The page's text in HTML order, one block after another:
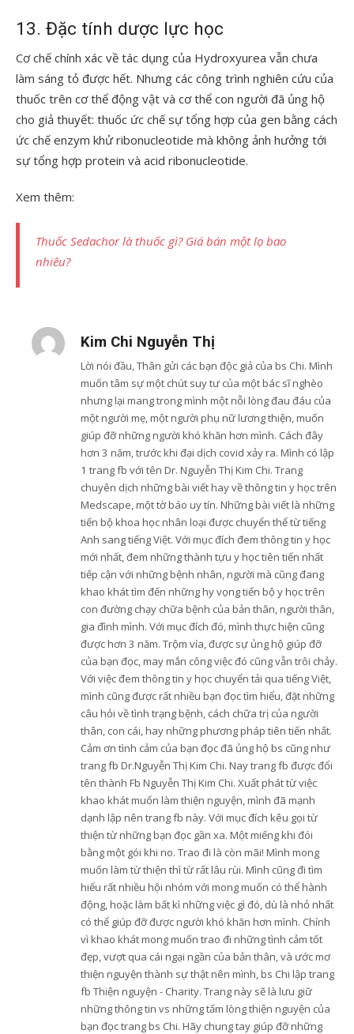
13. Đặc tính dược lực học
Cơ chế chính xác về tác dụng của Hydroxyurea vẫn chưa
làm sáng tỏ được hết. Nhưng các công trình nghiên cứu của
thuốc trên cơ thể động vật và cơ thể con người đã ủng hộ
cho giả thuyết: thuốc ức chế sự tổng hợp của gen bằng cách
ức chế enzym khử ribonucleotide mà không ảnh hưởng tới
sự tổng hợp protein và acid ribonucleotide.
Xem thêm:
Thuốc Sedachor là thuốc gì? Giá bán một lọ bao
nhiêu?
Kim Chi Nguyễn Thị
Lời nói đầu, Thân gửi các bạn độc giả của bs Chi. Mình
muốn tâm sự một chút suy tư của một bác sĩ nghèo
nhưng lại mang trong mình một nỗi lòng đau đáu của
một người mẹ, một người phụ nữ lương thiện, muốn
giúp đỡ những người khó khăn hơn mình. Cách đây
hơn 3 năm, trước khi đại dịch covid xảy ra. Mình có lập
1 trang fb với tên Dr. Nguyễn Thị Kim Chi. Trang
chuyên dịch những bài viết hay về thông tin y học trên
Medscape, một tờ báo uy tín. Những bài viết là những
tiến bộ khoa học nhân loại được chuyển thể từ tiếng
Anh sang tiếng Việt. Với mục đích đem thông tin y học
mới nhất, đem những thành tựu y học tiên tiến nhất
tiếp cận với những bệnh nhân, người mà cũng đang
khao khát tìm đến những hy vọng tiến bộ y học trên
con đường chạy chữa bệnh của bản thân, người thân,
gia đình mình. Với mục đích đó, mình thực hiện cũng
được hơn 3 năm. Trộm vía, được sự ủng hộ giúp đỡ
của bạn đọc, may mắn công việc đó cũng vẫn trôi chảy.
Với việc đem thông tin y học chuyển tải qua tiếng Việt,
mình cũng được rất nhiều bạn đọc tìm hiểu, đặt những
câu hỏi về tình trạng bệnh, cách chữa trị của người
thân, con cái, hay những phương pháp tiên tiến nhất.
Cảm ơn tình cảm của bạn đọc đã ủng hộ bs cũng như
trang fb Dr.Nguyễn Thị Kim Chi. Nay trang fb được đổi
tên thành Fb Nguyễn Thị Kim Chi. Xuất phát từ việc
khao khát muốn làm thiện nguyện, mình đã mạnh
dạnh lập nên trang fb này. Với mục đích kêu gọi từ
thiện từ những bạn đọc gần xa. Một miếng khi đói
bằng một gói khi no. Trao đi là còn mãi! Mình mong
muốn làm từ thiện thì từ rất lâu rùi. Mình cũng đi tìm
hiểu rất nhiều hội nhóm với mong muốn có thể hành
động, hoặc làm bất kì những việc gì đó, dù là nhỏ nhất
có thể giúp đỡ được người khó khăn hơn mình. Chính
vì khao khát mong muốn trao đi những tình cảm tốt
đẹp, vượt qua cái ngại ngần của bản thân, và ước mơ
thiện nguyện thành sự thật nên mình, bs Chi lập trang
fb Thiện nguyện - Charity. Trang này sẽ là lưu giữ
những thông tin vs những tấm lòng thiện nguyện của
bạn đọc trang bs Chi. Hãy chung tay giúp đỡ những